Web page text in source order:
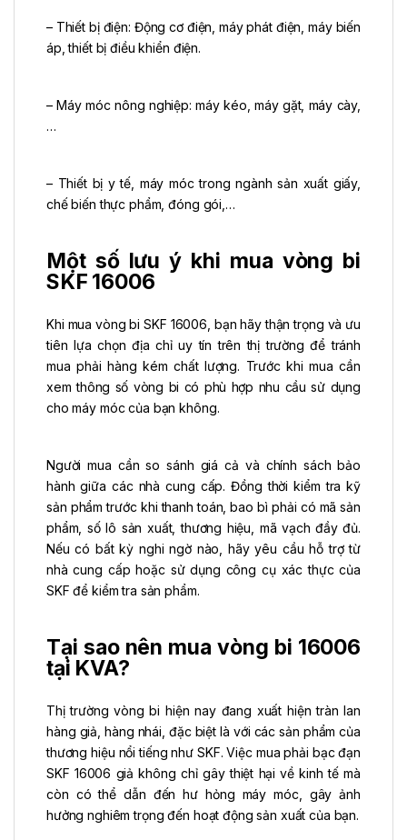
– Thiết bị điện: Động cơ điện, máy phát điện, máy biến
áp, thiết bị điều khiển điện.
– Máy móc nông nghiệp: máy kéo, máy gặt, máy cày,
…
– Thiết bị y tế, máy móc trong ngành sản xuất giấy,
chế biến thực phẩm, đóng gói,…
Một số lưu ý khi mua vòng bi
SKF 16006
Khi mua vòng bi SKF 16006, bạn hãy thận trọng và ưu
tiên lựa chọn địa chỉ uy tín trên thị trường để tránh
mua phải hàng kém chất lượng. Trước khi mua cần
xem thông số vòng bi có phù hợp nhu cầu sử dụng
cho máy móc của bạn không.
Người mua cần so sánh giá cả và chính sách bảo
hành giữa các nhà cung cấp. Đồng thời kiểm tra kỹ
sản phẩm trước khi thanh toán, bao bì phải có mã sản
phẩm, số lô sản xuất, thương hiệu, mã vạch đầy đủ.
Nếu có bất kỳ nghi ngờ nào, hãy yêu cầu hỗ trợ từ
nhà cung cấp hoặc sử dụng công cụ xác thực của
SKF để kiểm tra sản phẩm.
Tại sao nên mua vòng bi 16006
tại KVA?
Thị trường vòng bi hiện nay đang xuất hiện tràn lan
hàng giả, hàng nhái, đặc biệt là với các sản phẩm của
thương hiệu nổi tiếng như SKF. Việc mua phải bạc đạn
SKF 16006 giả không chỉ gây thiệt hại về kinh tế mà
còn có thể dẫn đến hư hỏng máy móc, gây ảnh
hưởng nghiêm trọng đến hoạt động sản xuất của bạn.